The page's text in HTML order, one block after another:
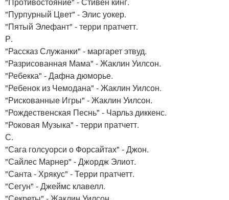
"Пурпурный Цвет" - Элис уокер.
"Пятый Элефант" - терри пратчетт.
Р.
"Рассказ Служанки" - маргарет этвуд.
"Разрисованная Мама" - Жаклин Уилсон.
"Ребекка" - Дафна дюморье.
"Ребенок из Чемодана" - Жаклин Уилсон.
"Рискованные Игры" - Жаклин Уилсон.
"Рождественская Песнь" - Чарльз диккенс.
"Роковая Музыка" - терри пратчетт.
С.
"Сага голсуорси о Форсайтах" - Джон.
"Сайлес Марнер" - Джордж Элиот.
"Санта - Хрякус" - Терри пратчетт.
"Сегун" - Джеймс клавелл.